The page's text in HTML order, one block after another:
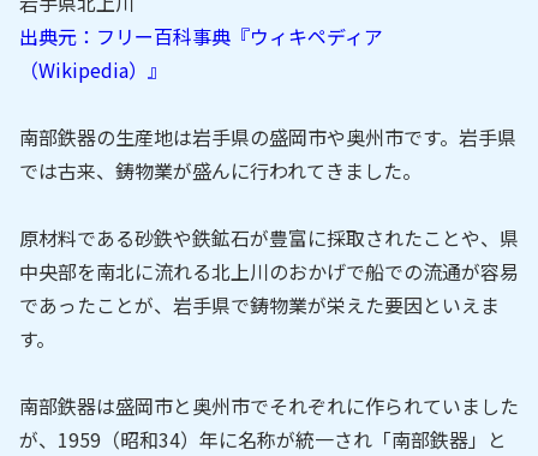
出典元：フリー百科事典『ウィキペディア
（Wikipedia）』
南部鉄器の生産地は岩手県の盛岡市や奥州市です。岩手県
では古来、鋳物業が盛んに行われてきました。
原材料である砂鉄や鉄鉱石が豊富に採取されたことや、県
中央部を南北に流れる北上川のおかげで船での流通が容易
であったことが、岩手県で鋳物業が栄えた要因といえま
す。
南部鉄器は盛岡市と奥州市でそれぞれに作られていました
が、1959（昭和34）年に名称が統一され「南部鉄器」と